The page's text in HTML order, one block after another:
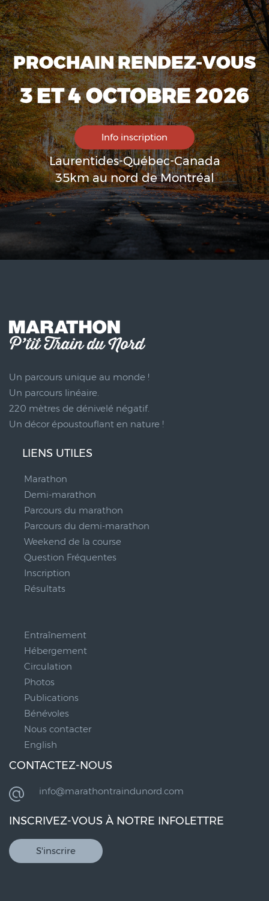
PROCHAIN RENDEZ-VOUS
3 ET 4 OCTOBRE 2026
Info inscription
Laurentides-Québec-Canada
35km au nord de Montréal
Un parcours unique au monde !
Un parcours linéaire.
220 mètres de dénivelé négatif.
Un décor époustouflant en nature !
LIENS UTILES
Marathon
Demi-marathon
Parcours du marathon
Parcours du demi-marathon
Weekend de la course
Question Fréquentes
Inscription
Résultats
Entraînement
Hébergement
Circulation
Photos
Publications
Bénévoles
Nous contacter
English
CONTACTEZ-NOUS
info@marathontraindunord.com
INSCRIVEZ-VOUS À NOTRE INFOLETTRE
S'inscrire